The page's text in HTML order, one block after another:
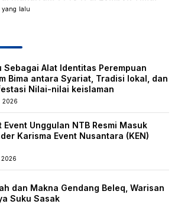
lalu
Sebagai Alat Identitas Perempuan
Bima antara Syariat, Tradisi lokal, dan
Nilai-nilai keislaman
2026
Event Unggulan NTB Resmi Masuk
Karisma Event Nusantara (KEN)
dan Makna Gendang Beleq, Warisan
Suku Sasak